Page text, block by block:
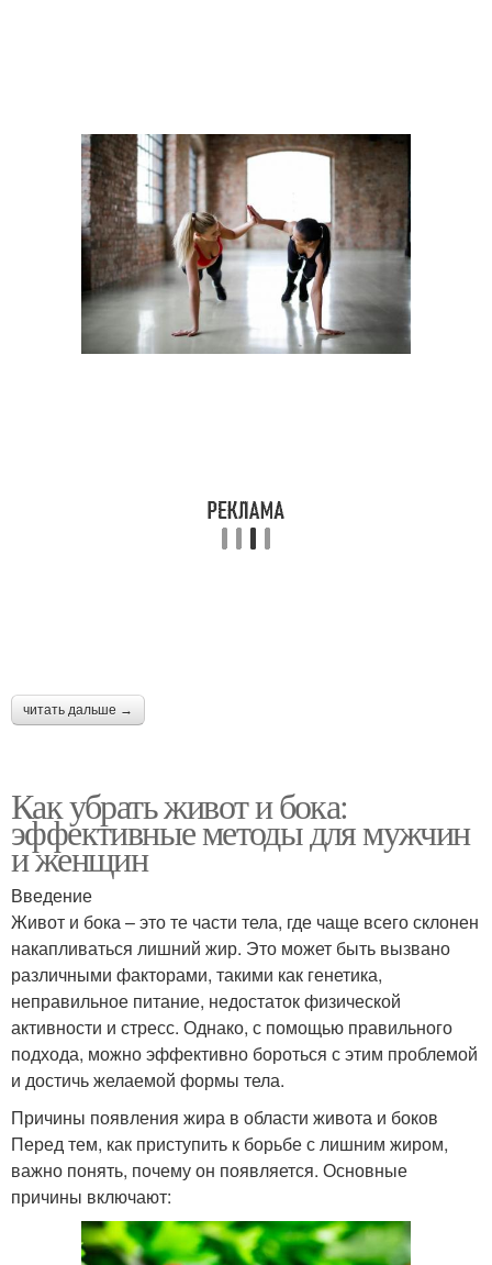
читать дальше →
Как убрать живот и бока:
эффективные методы для мужчин
и женщин
Введение
Живот и бока – это те части тела, где чаще всего склонен
накапливаться лишний жир. Это может быть вызвано
различными факторами, такими как генетика,
неправильное питание, недостаток физической
активности и стресс. Однако, с помощью правильного
подхода, можно эффективно бороться с этим проблемой
и достичь желаемой формы тела.
Причины появления жира в области живота и боков
Перед тем, как приступить к борьбе с лишним жиром,
важно понять, почему он появляется. Основные
причины включают: